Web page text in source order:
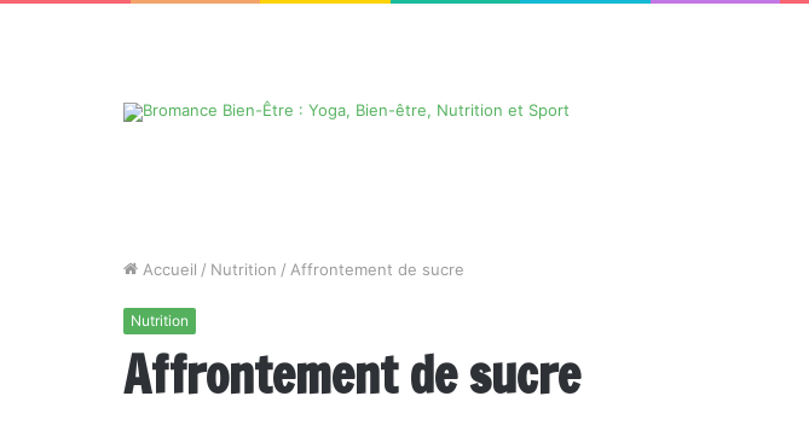
Accueil / Nutrition / Affrontement de sucre
Nutrition
Affrontement de sucre